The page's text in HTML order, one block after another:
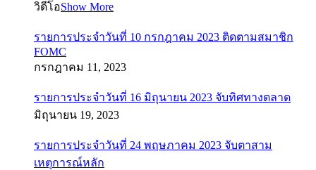
วิดีโอShow More
รายการประจำวันที่ 10 กรกฎาคม 2023 ติดตามสมาชิก
FOMC
กรกฎาคม 11, 2023
รายการประจำวันที่ 16 มิถุนายน 2023 จับทิศทางตลาด
มิถุนายน 19, 2023
รายการประจำวันที่ 24 พฤษภาคม 2023 จับตาสาม
เหตุการณ์หลัก